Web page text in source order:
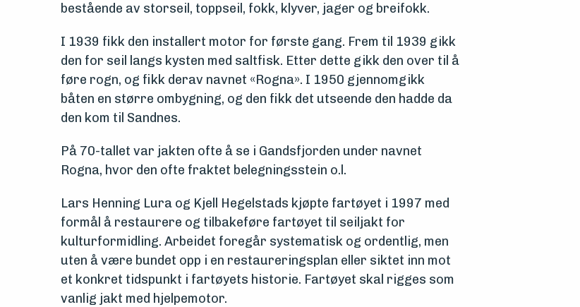
foreningen
Aktuelt
Arrangementer
bestående av storseil, toppseil, fokk, klyver, jager og breifokk.
I 1939 fikk den installert motor for første gang. Frem til 1939 gikk
den for seil langs kysten med saltfisk. Etter dette gikk den over til å
føre rogn, og fikk derav navnet «Rogna». I 1950 gjennomgikk
båten en større ombygning, og den fikk det utseende den hadde da
den kom til Sandnes.
På 70-tallet var jakten ofte å se i Gandsfjorden under navnet
Rogna, hvor den ofte fraktet belegningsstein o.l.
Lars Henning Lura og Kjell Hegelstads kjøpte fartøyet i 1997 med
formål å restaurere og tilbakeføre fartøyet til seiljakt for
kulturformidling. Arbeidet foregår systematisk og ordentlig, men
uten å være bundet opp i en restaureringsplan eller siktet inn mot
et konkret tidspunkt i fartøyets historie. Fartøyet skal rigges som
vanlig jakt med hjelpemotor.